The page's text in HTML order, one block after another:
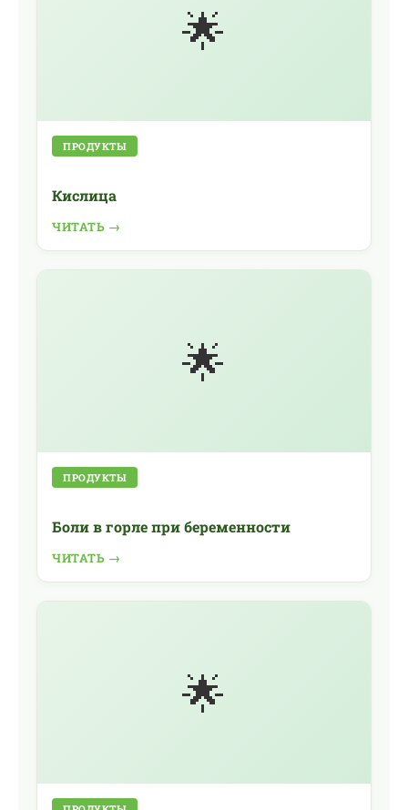
🌟
ПРОДУКТЫ
Кислица
ЧИТАТЬ →
🌟
ПРОДУКТЫ
Боли в горле при беременности
ЧИТАТЬ →
🌟